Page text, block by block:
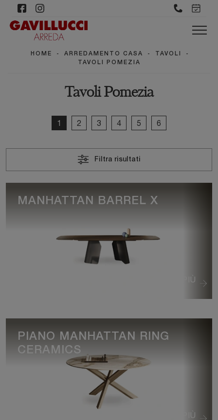
HOME - ARREDAMENTO CASA - TAVOLI
-
TAVOLI POMEZIA
Tavoli Pomezia
1 2 3 4 5 6
Filtra risultati
VEDI DI PIÙ
MANHATTAN BARREL X
VEDI DI PIÙ
PIANO MANHATTAN RING
CERAMICS